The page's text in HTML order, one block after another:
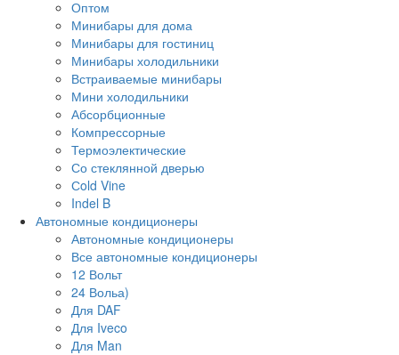
Оптом
Минибары для дома
Минибары для гостиниц
Минибары холодильники
Встраиваемые минибары
Мини холодильники
Абсорбционные
Компрессорные
Термоэлектические
Со стеклянной дверью
Сold Vine
Indel B
Автономные кондиционеры
Автономные кондиционеры
Все автономные кондиционеры
12 Вольт
24 Вольа)
Для DAF
Для Iveco
Для Man